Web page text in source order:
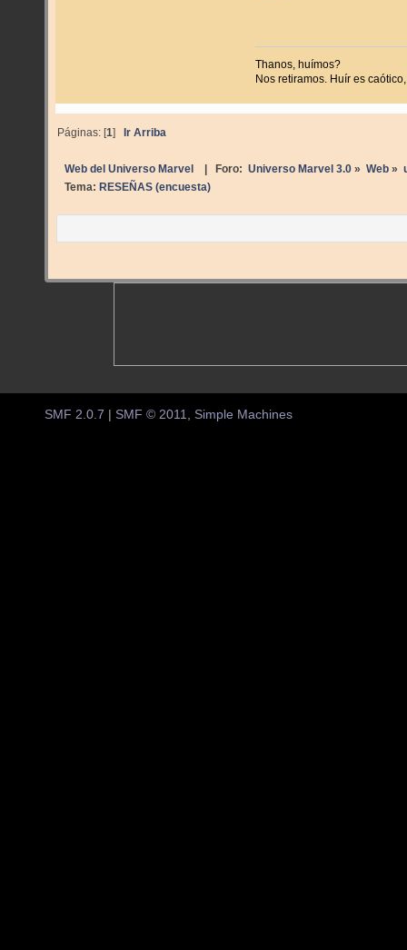
Thanos, huímos?
Nos retiramos. Huír es
Páginas: [1] Ir Arriba
Web del Universo Marvel | Foro: Universo Marvel 3.0» Web»
Tema: RESEÑAS (encuesta)
SMF 2.0.7 SMF © 2011, Simple Machines